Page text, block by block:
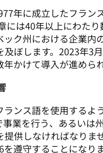
年に成立したフラン
には40年以上にわた
ク州における企業内
ぼします。2023年3
かけて導入が進められ
ンス語を使用するよ
業を行う、あるいは
供しなければなりま
遵守することになり